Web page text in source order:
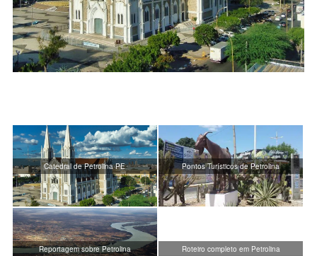
Catedral de Petrolina PE Pontos Turísticos de Petrolina
Reportagem sobre Petrolina Roteiro completo em Petrolina